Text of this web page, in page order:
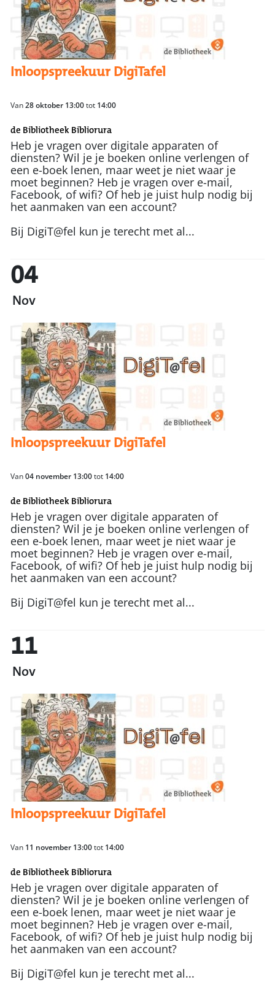
Inloopspreekuur DigiTafel
Van28 oktober 13:00tot 14:00
de Bibliotheek Bibliorura
Heb je vragen over digitale apparaten of
diensten? Wil je je boeken online verlengen of
een e-boek lenen, maar weet je niet waar je
moet beginnen? Heb je vragen over e-mail,
Facebook, of wifi? Of heb je juist hulp nodig bij
het aanmaken van een account?
Bij DigiT@fel kun je terecht met al...
04
Nov
Inloopspreekuur DigiTafel
Van04 november 13:00tot 14:00
de Bibliotheek Bibliorura
Heb je vragen over digitale apparaten of
diensten? Wil je je boeken online verlengen of
een e-boek lenen, maar weet je niet waar je
moet beginnen? Heb je vragen over e-mail,
Facebook, of wifi? Of heb je juist hulp nodig bij
het aanmaken van een account?
Bij DigiT@fel kun je terecht met al...
11
Nov
Inloopspreekuur DigiTafel
Van 11 november 13:00tot 14:00
de Bibliotheek Bibliorura
Heb je vragen over digitale apparaten of
diensten? Wil je je boeken online verlengen of
een e-boek lenen, maar weet je niet waar je
moet beginnen? Heb je vragen over e-mail,
Facebook, of wifi? Of heb je juist hulp nodig bij
het aanmaken van een account?
Bij DigiT@fel kun je terecht met al...